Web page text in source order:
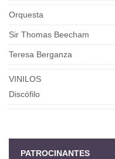
Orquesta
Sir Thomas Beecham
Teresa Berganza
VINILOS
Discófilo
PATROCINANTES